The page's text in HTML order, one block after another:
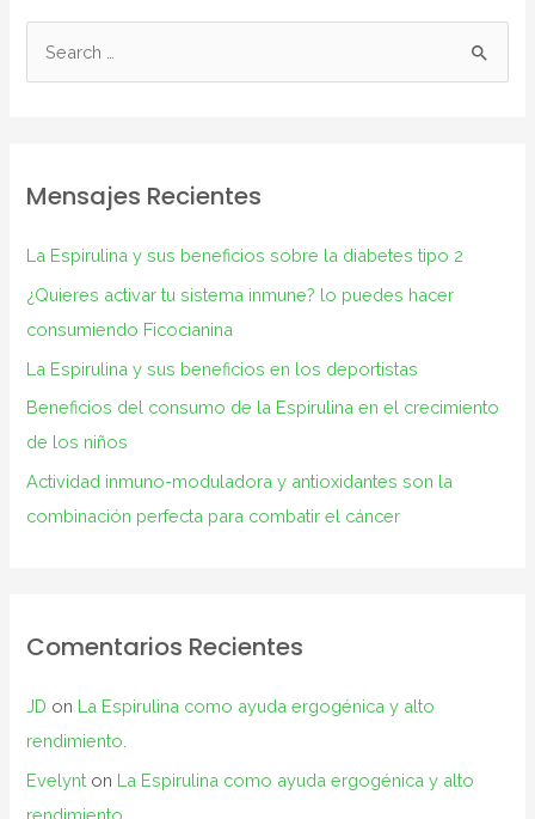
Mensajes Recientes
La Espirulina y sus beneficios sobre la diabetes tipo 2
¿Quieres activar tu sistema inmune? lo puedes hacer
consumiendo Ficocianina
La Espirulina y sus beneficios en los deportistas
Beneficios del consumo de la Espirulina en el crecimiento
de los niños
Actividad inmuno-moduladora y antioxidantes son la
combinación perfecta para combatir el cáncer
Comentarios Recientes
JD on La Espirulina como ayuda ergogénica y alto
rendimiento.
Evelynt on La Espirulina como ayuda ergogénica y alto
rendimiento.